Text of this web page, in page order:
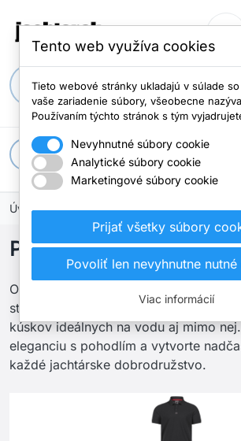
person_outline
apps Všetky kategórie
Úvodná stránka Oblečenie Polo
Polo
Objavte našu kolekciu jachtárskych
starostlivo vybraný výber štýlových a
kúskov ideálnych na vodu aj mimo
eleganciu s pohodlím a vytvorte
každé jachtárske dobrodružstvo.
Tento web využíva cookies
Tieto webové stránky ukladajú v súlade
vaše zariadenie súbory, všeobecne
Používaním týchto stránok s tým
Nevyhnutné súbory cookie
Analytické súbory cookie
Marketingové súbory cookie
Prijať všetky súbory
Povoliť len nevyhnutne
Viac informácií